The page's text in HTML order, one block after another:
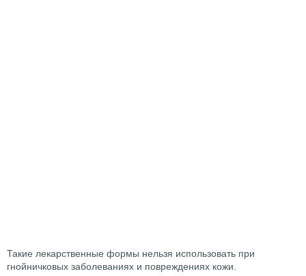
Такие лекарственные формы нельзя использовать при
гнойничковых заболеваниях и повреждениях кожи.